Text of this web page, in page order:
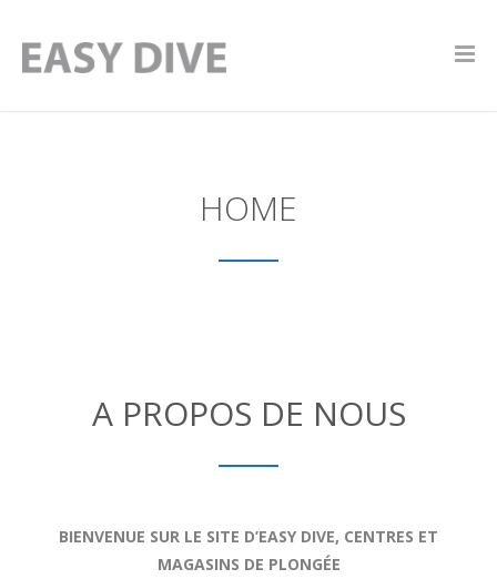
HOME
A PROPOS DE NOUS
BIENVENUE SUR LE SITE D’EASY DIVE, CENTRES ET
MAGASINS DE PLONGÉE